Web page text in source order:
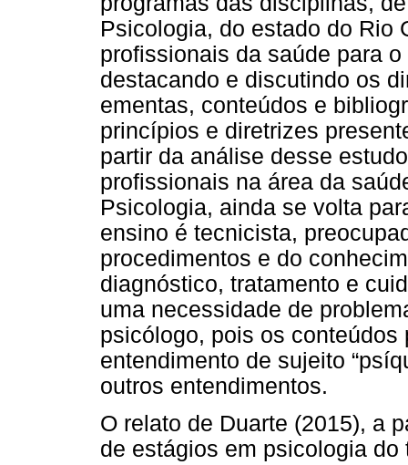
Psicologia, do estado do Rio
profissionais da saúde para
destacando e discutindo os
ementas, conteúdos e
princípios e diretrizes
partir da análise desse
profissionais na área da
Psicologia, ainda se volta
ensino é tecnicista,
procedimentos e do
diagnóstico, tratamento e
uma necessidade de
psicólogo, pois os
entendimento de sujeito
outros entendimentos.
O relato de Duarte (2015), a
de estágios em psicologia